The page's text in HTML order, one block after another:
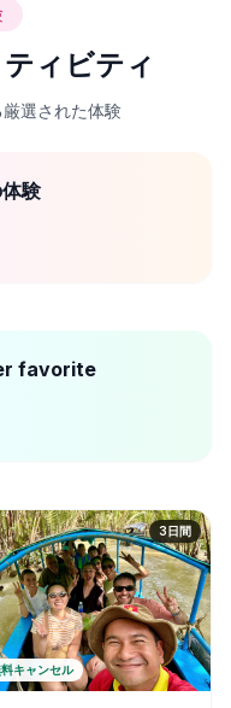
ィビティ
選された体験
験
favorite
3日間
キャンセル